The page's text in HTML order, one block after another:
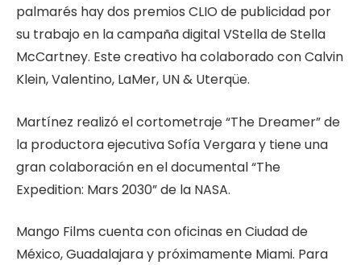
palmarés hay dos premios CLIO de publicidad por
su trabajo en la campaña digital VStella de Stella
McCartney. Este creativo ha colaborado con Calvin
Klein, Valentino, LaMer, UN & Uterqüe.
Martínez realizó el cortometraje “The Dreamer” de
la productora ejecutiva Sofía Vergara y tiene una
gran colaboración en el documental “The
Expedition: Mars 2030” de la NASA.
Mango Films cuenta con oficinas en Ciudad de
México, Guadalajara y próximamente Miami. Para